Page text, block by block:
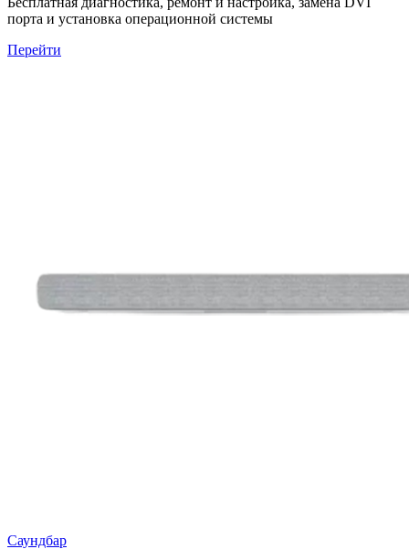
порта и установка операционной системы
Перейти
Саундбар